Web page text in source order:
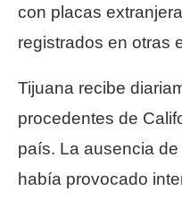
con placas
registrados en otras
Tijuana recibe
procedentes de
país. La ausencia
había provocado